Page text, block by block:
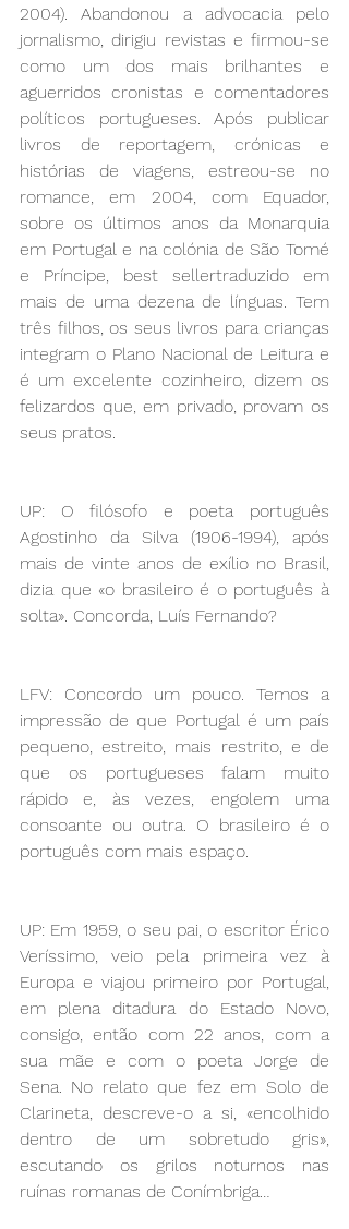
2004). Abandonou a advocacia pelo
jornalismo, dirigiu revistas e firmou-se
como um dos mais brilhantes e
aguerridos cronistas e comentadores
políticos portugueses. Após publicar
livros de reportagem, crónicas e
histórias de viagens, estreou-se no
romance, em 2004, com Equador,
sobre os últimos anos da Monarquia
em Portugal e na colónia de São Tomé
e Príncipe, best sellertraduzido em
mais de uma dezena de línguas. Tem
três filhos, os seus livros para crianças
integram o Plano Nacional de Leitura e
é um excelente cozinheiro, dizem os
felizardos que, em privado, provam os
seus pratos.
UP: O filósofo e poeta português
Agostinho da Silva (1906-1994), após
mais de vinte anos de exílio no Brasil,
dizia que «o brasileiro é o português à
solta». Concorda, Luís Fernando?
LFV: Concordo um pouco. Temos a
impressão de que Portugal é um país
pequeno, estreito, mais restrito, e de
que os portugueses falam muito
rápido e, às vezes, engolem uma
consoante ou outra. O brasileiro é o
português com mais espaço.
UP: Em 1959, o seu pai, o escritor Érico
Veríssimo, veio pela primeira vez à
Europa e viajou primeiro por Portugal,
em plena ditadura do Estado Novo,
consigo, então com 22 anos, com a
sua mãe e com o poeta Jorge de
Sena. No relato que fez em Solo de
Clarineta, descreve-o a si, «encolhido
dentro de um sobretudo gris»,
escutando os grilos noturnos nas
ruínas romanas de Conímbriga…